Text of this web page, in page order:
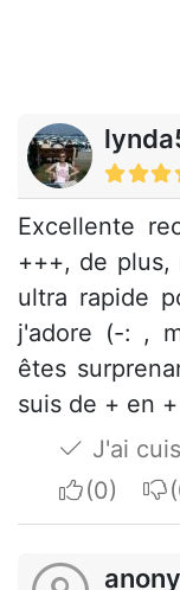
Excellente
+++, de
ultra rapide
j'adore (-: ,
êtes
suis de + en
J'ai
I